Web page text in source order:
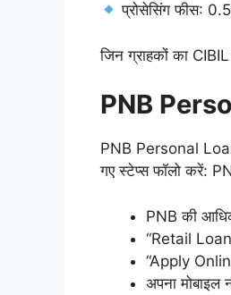
प्रोसेसिंग फीस:
जिन ग्राहकों का
PNB
PNB Personal
गए स्टेप्स फॉलो करें:
PNB की
“Retail
“Apply
अपना